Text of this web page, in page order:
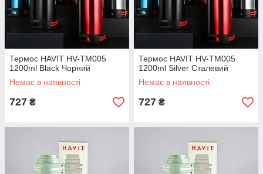
Термос HAVIT HV-TM005
1200ml Black Чорний
Немає в наявності
727 ₴
Термос HAVIT HV-TM005
1200ml Silver Сталевий
Немає в наявності
727 ₴